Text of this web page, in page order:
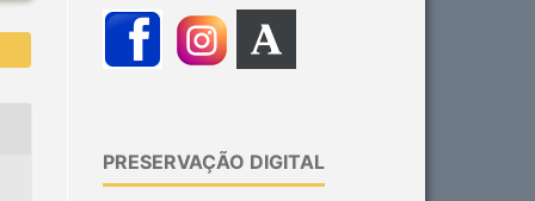
PRESERVAÇÃO DIGITAL